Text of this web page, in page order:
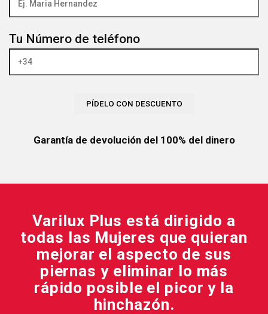
Tu Número de teléfono
Garantía de devolución del 100% del dinero
Varilux Plus está dirigido a
todas las Mujeres que quieran
mejorar el aspecto de sus
piernas y eliminar lo más
rápido posible el picor y la
hinchazón.